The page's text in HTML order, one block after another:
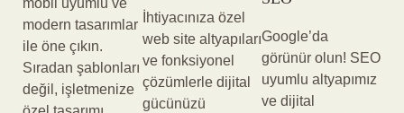
modern tasarımlar
ile öne çıkın.
Sıradan şablonları
değil, işletmenize
İhtiyacınıza özel
web site altyapıları
ve fonksiyonel
çözümlerle dijital
gücünüzü
Google’da
görünür olun! SEO
uyumlu altyapımız
ve dijital